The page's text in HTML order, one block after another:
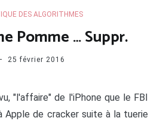
DES ALGORITHMES
Pomme … Suppr.
25 février 2016
"l'affaire" de l'iPhone que le FBI
Apple de cracker suite à la tuerie